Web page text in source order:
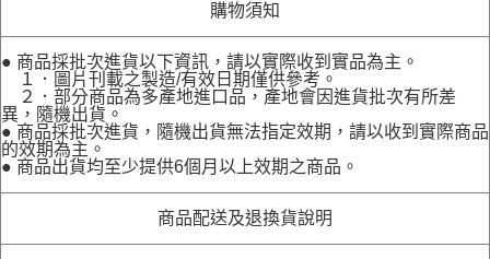
購物須知
● 商品採批次進貨以下資訊，請以實際收到實品為主。
１．圖片刊載之製造/有效日期僅供參考。
２．部分商品為多產地進口品，產地會因進貨批次有所差
異，隨機出貨。
● 商品採批次進貨，隨機出貨無法指定效期，請以收到實際商品
的效期為主。
● 商品出貨均至少提供6個月以上效期之商品。
商品配送及退換貨說明